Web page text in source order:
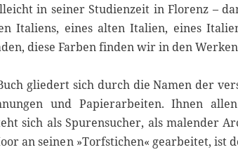
in seiner Studienzeit in Florenz –
Italiens, eines alten Italien, eines
diese Farben finden wir in den
gliedert sich durch die Namen der
und Papierarbeiten. Ihnen
sich als Spurensucher, als malender
an seinen »Torfstichen« gearbeitet, ist